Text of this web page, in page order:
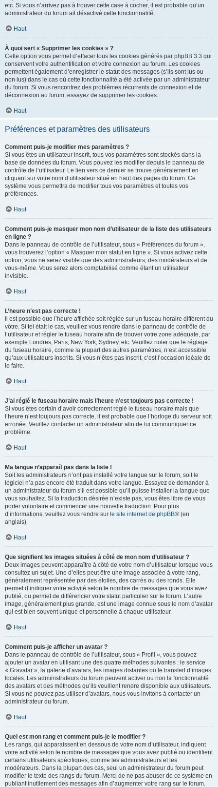
etc. Si vous n’arrivez pas à trouver cette case à cocher, il est probable qu’un
administrateur du forum ait désactivé cette fonctionnalité.
Haut
À quoi sert « Supprimer les cookies » ?
Cette option vous permet d’effacer tous les cookies générés par phpBB 3.3 qui
conservent votre authentification et votre connexion au forum. Les cookies
permettent également d’enregistrer le statut des messages (s’ils sont lus ou
non lus) dans le cas où cette fonctionnalité a été activée par un administrateur
du forum. Si vous rencontrez des problèmes récurrents de connexion et de
déconnexion au forum, essayez de supprimer les cookies.
Haut
Préférences et paramètres des utilisateurs
Comment puis-je modifier mes paramètres ?
Si vous êtes un utilisateur inscrit, tous vos paramètres sont stockés dans la
base de données du forum. Vous pouvez les modifier depuis le panneau de
contrôle de l’utilisateur. Le lien vers ce dernier se trouve généralement en
cliquant sur votre nom d’utilisateur situé en haut des pages du forum. Ce
système vous permettra de modifier tous vos paramètres et toutes vos
préférences.
Haut
Comment puis-je masquer mon nom d’utilisateur de la liste des utilisateurs
en ligne ?
Dans le panneau de contrôle de l’utilisateur, sous « Préférences du forum »,
vous trouverez l’option « Masquer mon statut en ligne ». Si vous activez cette
option, vous ne serez visible que des administrateurs, des modérateurs et de
vous-même. Vous serez alors comptabilisé comme étant un utilisateur
invisible.
Haut
L’heure n’est pas correcte !
Il est possible que l’heure affichée soit réglée sur un fuseau horaire différent du
vôtre. Si tel était le cas, veuillez vous rendre dans le panneau de contrôle de
l’utilisateur et régler le fuseau horaire afin de trouver votre zone adéquate, par
exemple Londres, Paris, New York, Sydney, etc. Veuillez noter que le réglage
du fuseau horaire, comme la plupart des autres paramètres, n’est accessible
qu’aux utilisateurs inscrits. Si vous n’êtes pas inscrit, c’est l’occasion idéale de
le faire.
Haut
J’ai réglé le fuseau horaire mais l’heure n’est toujours pas correcte !
Si vous êtes certain d’avoir correctement réglé le fuseau horaire mais que
l’heure n’est toujours pas correcte, il est probable que l’horloge du serveur soit
erronée. Veuillez contacter un administrateur afin de lui communiquer ce
problème.
Haut
Ma langue n’apparaît pas dans la liste !
Soit les administrateurs n’ont pas installé votre langue sur le forum, soit le
logiciel n’a pas encore été traduit dans votre langue. Essayez de demander à
un administrateur du forum s’il est possible qu’il puisse installer la langue que
vous souhaitez. Si la traduction désirée n’existe pas, vous êtes libre de vous
porter volontaire et commencer une nouvelle traduction. Pour plus
d’informations, veuillez vous rendre sur le site internet de phpBB® (en
anglais).
Haut
Que signifient les images situées à côté de mon nom d’utilisateur ?
Deux images peuvent apparaître à côté de votre nom d’utilisateur lorsque vous
consultez un sujet. Une d’elles peut être une image associée à votre rang,
généralement représentée par des étoiles, des carrés ou des ronds. Elle
permet d’indiquer votre activité selon le nombre de messages que vous avez
publié, ou permet de différencier votre statut particulier sur le forum. L’autre
image, généralement plus grande, est une image connue sous le nom d’avatar
qui est bien souvent unique et personnelle à chaque utilisateur.
Haut
Comment puis-je afficher un avatar ?
Dans le panneau de contrôle de l’utilisateur, sous « Profil », vous pouvez
ajouter un avatar en utilisant une des quatre méthodes suivantes : le service
« Gravatar », la galerie d’avatars, les images distantes ou le transfert d’images
locales. Les administrateurs du forum peuvent activer ou non la fonctionnalité
des avatars et des méthodes qu’ils veuillent rendre disponible aux utilisateurs.
Si vous ne pouvez pas utiliser d’avatars, nous vous invitons à contacter un
administrateur du forum.
Haut
Quel est mon rang et comment puis-je le modifier ?
Les rangs, qui apparaissent en dessous de votre nom d’utilisateur, indiquent
votre activité selon le nombre de messages que vous avez publié ou identifient
certains utilisateurs spécifiques, comme les administrateurs et les
modérateurs. Dans la plupart des cas, seul un administrateur du forum peut
modifier le texte des rangs du forum. Merci de ne pas abuser de ce système en
publiant inutilement des messages afin d’augmenter votre rang sur le forum.